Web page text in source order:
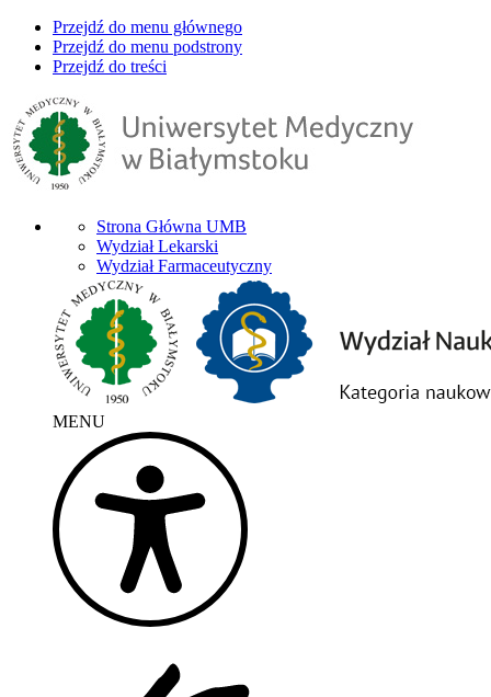
Przejdź do menu głównego
Przejdź do menu podstrony
Przejdź do treści
Strona Główna UMB
Wydział Lekarski
Wydział Farmaceutyczny
MENU